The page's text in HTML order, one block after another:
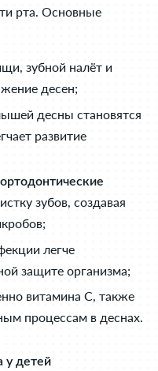
рта. Основные
зубной налёт и
десен;
десны становятся
развитие
зубов, создавая
легче
защите организма;
витамина C, также
процессам в деснах.
у детей